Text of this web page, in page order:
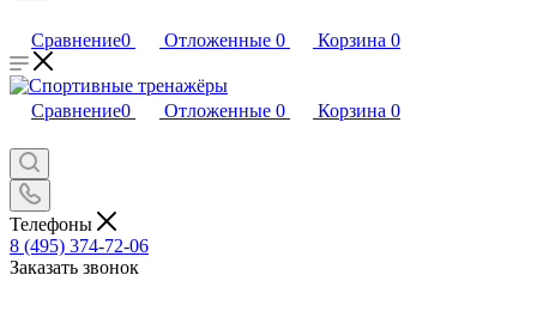
Сравнение0 Отложенные 0 Корзина 0
Сравнение0 Отложенные 0 Корзина 0
Телефоны
8 (495) 374-72-06
Заказать звонок